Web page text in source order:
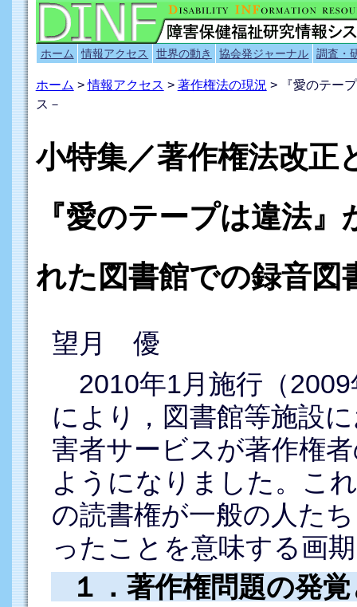
ホーム 情報アクセス 世界の動き 協会発ジャーナル 調査・
ホーム >情報アクセス > 著作権法の現況 > 『愛のテー
ス－
小特集／著作権法改正
『愛のテープは違法
れた図書館での録音図
望月 優
2010年1月施行（2009
により，図書館等施設
害者サービスが著作権
ようになりました。こ
の読書権が一般の人た
ったことを意味する画
１．著作権問題の発